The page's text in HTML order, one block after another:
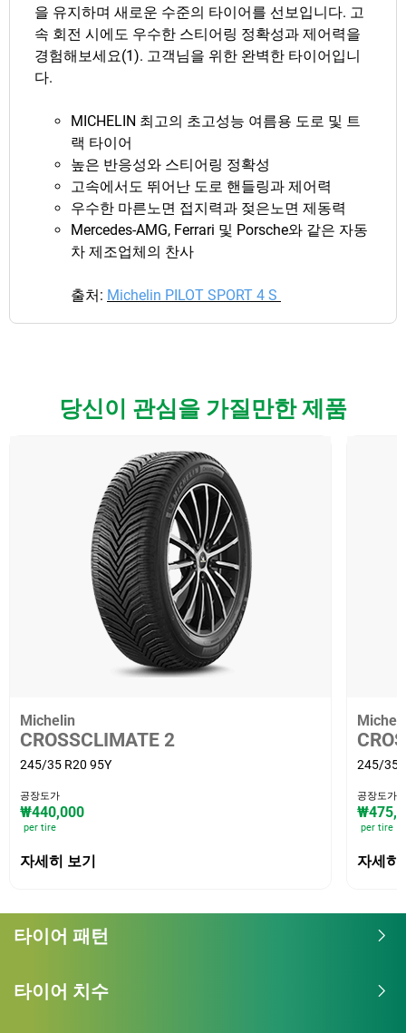
을 유지하며 새로운 수준의 타이어를 선보입니다. 고
속 회전 시에도 우수한 스티어링 정확성과 제어력을
경험해보세요(1). 고객님을 위한 완벽한 타이어입니
다.
MICHELIN 최고의 초고성능 여름용 도로 및 트
랙 타이어
높은 반응성와 스티어링 정확성
고속에서도 뛰어난 도로 핸들링과 제어력
우수한 마른노면 접지력과 젖은노면 제동력
Mercedes-AMG, Ferrari 및 Porsche와 같은 자동
차 제조업체의 찬사
출처: Michelin PILOT SPORT 4 S
당신이 관심을 가질만한 제품
Michelin
CROSSCLIMATE 2
245/35 R20 95Y
공장도가
₩440,000
per tire
자세히 보기
245/35
공장도가
per tire
자세히
타이어 패턴
타이어 치수